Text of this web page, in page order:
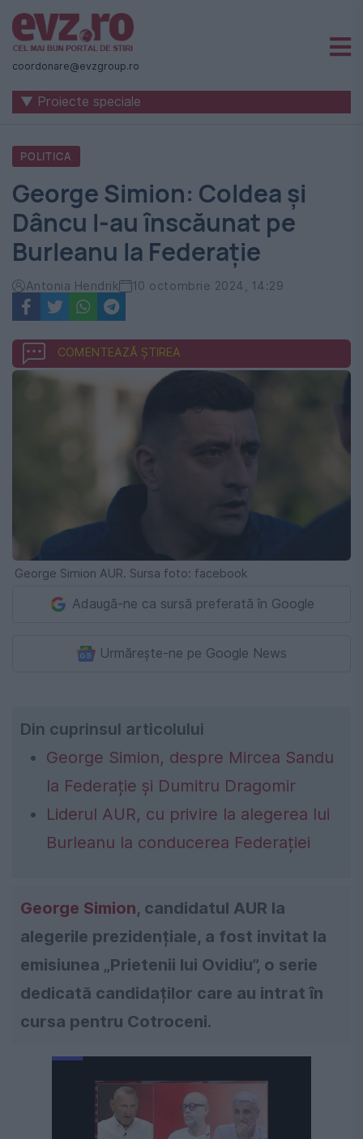
Știri
naționale
internaționale
România
-
Evenimentul
Zilei
coordonare@evzgroup.ro
▼ Proiecte speciale
POLITICA
George Simion: Coldea și
Dâncu l-au înscăunat pe
Burleanu la Federație
Antonia Hendrik 10 octombrie 2024, 14:29
COMENTEAZĂ ȘTIREA
George Simion AUR. Sursa foto: facebook
Adaugă-ne ca sursă preferată în Google
Urmărește-ne pe Google News
Din cuprinsul articolului
George Simion, despre Mircea Sandu
la Federație și Dumitru Dragomir
Liderul AUR, cu privire la alegerea lui
Burleanu la conducerea Federației
George Simion, candidatul AUR la
alegerile prezidențiale, a fost invitat la
emisiunea „Prietenii lui Ovidiu”, o serie
dedicată candidaților care au intrat în
cursa pentru Cotroceni.